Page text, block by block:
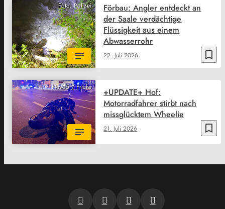
Foto: Polizei
bookmark_border
22. Juli 2026
Förbau: Angler entdeckt an
der Saale verdächtige
Flüssigkeit aus einem
Abwasserrohr
News5 / Fricke
bookmark_border
21. Juli 2026
+UPDATE+ Hof:
Motorradfahrer stirbt nach
missglücktem Wheelie